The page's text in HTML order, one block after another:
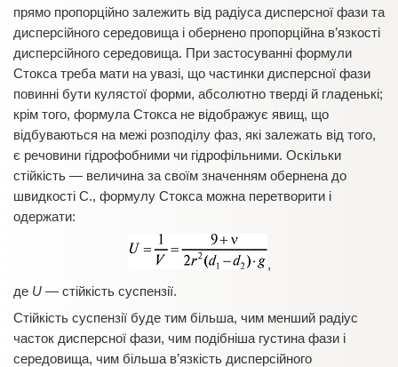
прямо пропорцiйно залежить вiд радiуса дисперсної фази та
дисперсiйного середовища i обернено пропорцiйна в’язкостi
дисперсiйного середовища. При застосуваннi формули
Стокса треба мати на увазi, що частинки дисперсної фази
повиннi бути кулястої форми, абсолютно твердi й гладенькi;
крiм того, формула Стокса не вiдображує явищ, що
вiдбуваються на межi розподiлу фаз, якi залежать вiд того,
є речовини гідрофобними чи гiдрофiльними. Оскiльки
стiйкiсть — величина за своїм значенням обернена до
швидкостi С., формулу Стокса можна перетворити i
одержати:
,
де U — стiйкiсть суспензiї.
Стiйкiсть суспензії буде тим бiльша, чим менший радiус
часток дисперсної фази, чим подібніша густина фази i
середовища, чим бiльша в’язкiсть дисперсiйного